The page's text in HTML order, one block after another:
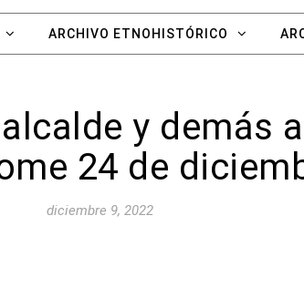
ARCHIVO ETNOHISTÓRICO
y demás
24 de
diciembre 9, 2022